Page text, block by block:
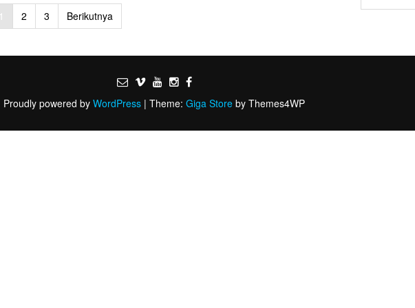
1 2 3 Berikutnya
Proudly powered by WordPress | Theme: Giga Store by Themes4WP